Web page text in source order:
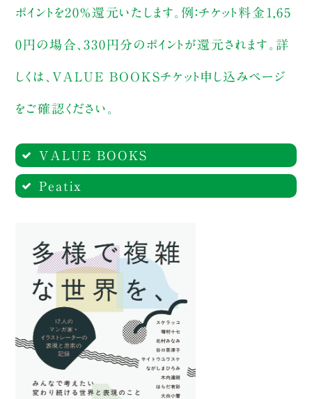
ポイントを20%還元いたします。例：チケット料金1,65
0円の場合、330円分のポイントが還元されます。詳
しくは、VALUE BOOKSチケット申し込みページ
をご確認ください。
VALUE BOOKS
購入ページへ
き）】2,750円（税込）
購入ページへ
【配信参加】1,650円（税込）
購入ページへ
Peatix
すべてのチケット販売